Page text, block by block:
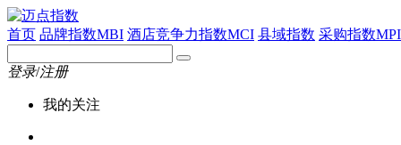
首页 品牌指数MBI 酒店竞争力指数MCI 县域指数 采购指数MPI
登录/注册
我的关注